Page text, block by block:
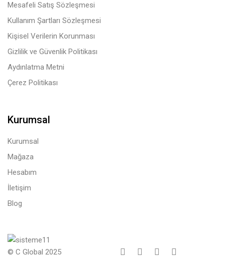
Mesafeli Satış Sözleşmesi
Kullanım Şartları Sözleşmesi
Kişisel Verilerin Korunması
Gizlilik ve Güvenlik Politikası
Aydınlatma Metni
Çerez Politikası
Kurumsal
Kurumsal
Mağaza
Hesabım
İletişim
Blog
© C Global 2025